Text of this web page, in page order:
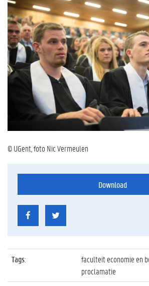
© UGent, foto Nic Vermeulen
Download
Tags:
faculteit economie en
proclamatie